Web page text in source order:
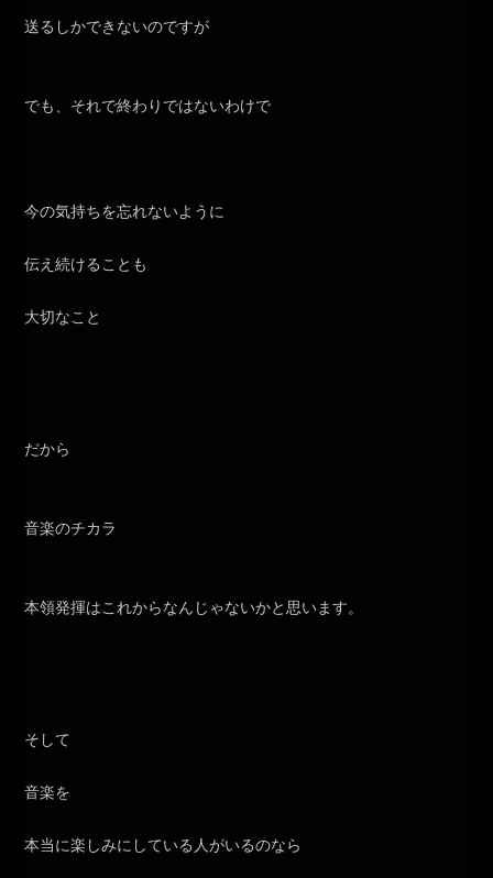
送るしかできないのですが
でも、それで終わりではないわけで
今の気持ちを忘れないように
伝え続けることも
大切なこと
だから
音楽のチカラ
本領発揮はこれからなんじゃないかと思います。
そして
音楽を
本当に楽しみにしている人がいるのなら